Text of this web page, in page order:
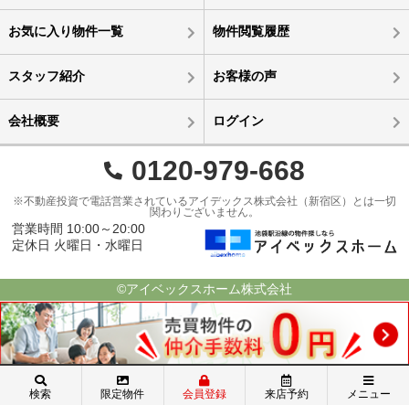
お気に入り物件一覧 物件閲覧履歴
スタッフ紹介 お客様の声
会社概要 ログイン
0120-979-668
※不動産投資で電話営業されているアイデックス株式会社（新宿区）とは一切
関わりございません。
営業時間 10:00～20:00
定休日 火曜日・水曜日
©アイベックスホーム株式会社
検索 限定物件 会員登録 来店予約 メニュー